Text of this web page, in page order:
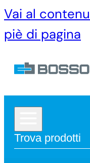
Vai al
piè di pagina